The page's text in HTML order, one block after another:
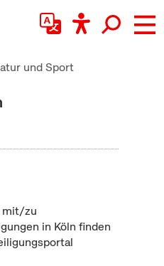
und Sport
mit/zu
in Köln finden